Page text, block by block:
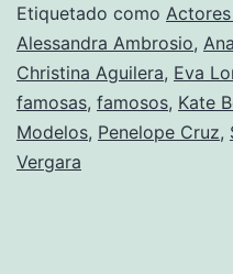
Etiquetado como
Alessandra Ambrosio,
Christina Aguilera, Eva
famosas, famosos, Kate
Modelos, Penelope Cruz,
Vergara